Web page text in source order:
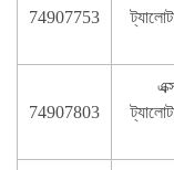
74907753
74907803